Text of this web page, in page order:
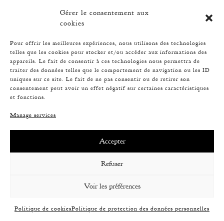
Gérer le consentement aux
cookies
Pour offrir les meilleures expériences, nous utilisons des technologies
telles que les cookies pour stocker et/ou accéder aux informations des
appareils. Le fait de consentir à ces technologies nous permettra de
traiter des données telles que le comportement de navigation ou les ID
uniques sur ce site. Le fait de ne pas consentir ou de retirer son
consentement peut avoir un effet négatif sur certaines caractéristiques
et fonctions.
Manage services
Accepter
Refuser
Voir les préférences
Politique de cookiesPolitique de protection des données personnelles
WOOD AND STRAW PAIR OF ARMCHAIRS